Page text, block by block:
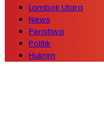
Lombok Utara
News
Peristiwa
Politik
Hukrim